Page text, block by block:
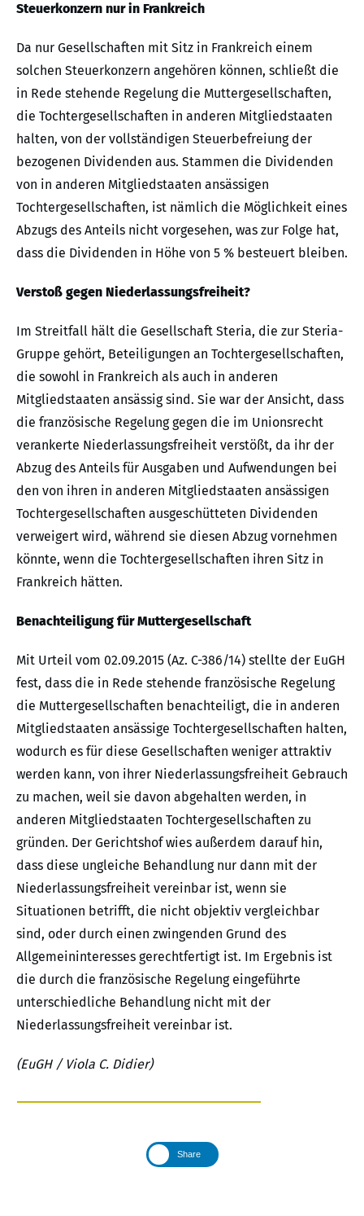
Steuerkonzern nur in Frankreich
Da nur Gesellschaften mit Sitz in Frankreich einem
solchen Steuerkonzern angehören können, schließt die
in Rede stehende Regelung die Muttergesellschaften,
die Tochtergesellschaften in anderen Mitgliedstaaten
halten, von der vollständigen Steuerbefreiung der
bezogenen Dividenden aus. Stammen die Dividenden
von in anderen Mitgliedstaaten ansässigen
Tochtergesellschaften, ist nämlich die Möglichkeit eines
Abzugs des Anteils nicht vorgesehen, was zur Folge hat,
dass die Dividenden in Höhe von 5 % besteuert bleiben.
Verstoß gegen Niederlassungsfreiheit?
Im Streitfall hält die Gesellschaft Steria, die zur Steria-
Gruppe gehört, Beteiligungen an Tochtergesellschaften,
die sowohl in Frankreich als auch in anderen
Mitgliedstaaten ansässig sind. Sie war der Ansicht, dass
die französische Regelung gegen die im Unionsrecht
verankerte Niederlassungsfreiheit verstößt, da ihr der
Abzug des Anteils für Ausgaben und Aufwendungen bei
den von ihren in anderen Mitgliedstaaten ansässigen
Tochtergesellschaften ausgeschütteten Dividenden
verweigert wird, während sie diesen Abzug vornehmen
könnte, wenn die Tochtergesellschaften ihren Sitz in
Frankreich hätten.
Benachteiligung für Muttergesellschaft
Mit Urteil vom 02.09.2015 (Az. C-386/14) stellte der EuGH
fest, dass die in Rede stehende französische Regelung
die Muttergesellschaften benachteiligt, die in anderen
Mitgliedstaaten ansässige Tochtergesellschaften halten,
wodurch es für diese Gesellschaften weniger attraktiv
werden kann, von ihrer Niederlassungsfreiheit Gebrauch
zu machen, weil sie davon abgehalten werden, in
anderen Mitgliedstaaten Tochtergesellschaften zu
gründen. Der Gerichtshof wies außerdem darauf hin,
dass diese ungleiche Behandlung nur dann mit der
Niederlassungsfreiheit vereinbar ist, wenn sie
Situationen betrifft, die nicht objektiv vergleichbar
sind, oder durch einen zwingenden Grund des
Allgemeininteresses gerechtfertigt ist. Im Ergebnis ist
die durch die französische Regelung eingeführte
unterschiedliche Behandlung nicht mit der
Niederlassungsfreiheit vereinbar ist.
(EuGH / Viola C. Didier)
Share